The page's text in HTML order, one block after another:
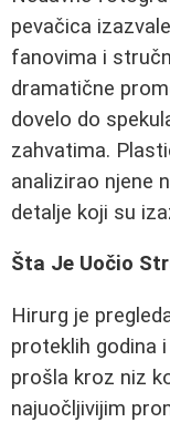
pevačica
fanovima i
dramatične
dovelo do
zahvatima.
analizirao njene
detalje koji su
Šta Je Uočio
Hirurg je
proteklih godina
prošla kroz niz
najuočljivijim